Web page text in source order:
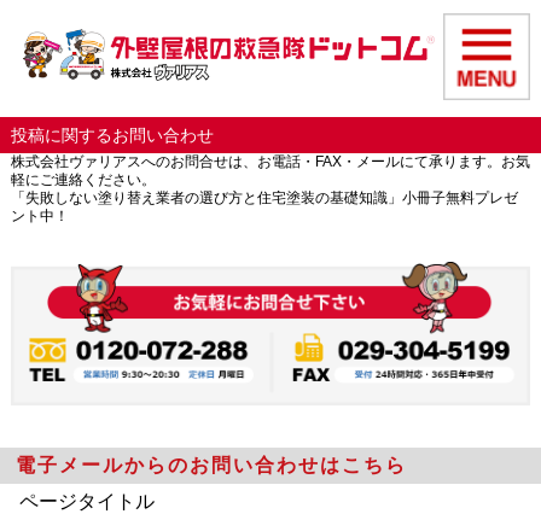
投稿に関するお問い合わせ
株式会社ヴァリアスへのお問合せは、お電話・FAX・メールにて承ります。お気
軽にご連絡ください。
「失敗しない塗り替え業者の選び方と住宅塗装の基礎知識」小冊子無料プレゼ
ント中！
電子メールからのお問い合わせはこちら
ページタイトル